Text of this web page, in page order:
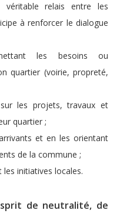
relais entre les
à renforcer le dialogue
les besoins ou
quartier (voirie, propreté,
les projets, travaux et
quartier ;
et en les orientant
de la commune ;
initiatives locales.
de neutralité, de